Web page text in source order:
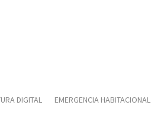
DIGITAL EMERGENCIA HABITACIONAL